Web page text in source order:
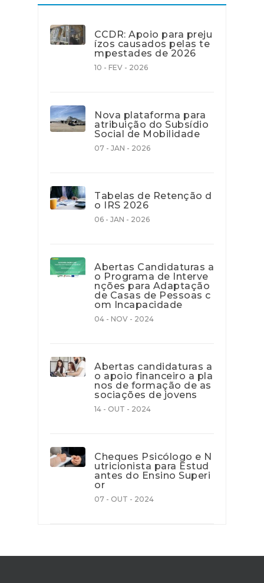
CCDR: Apoio para preju
ízos causados pelas te
mpestades de 2026
10 - FEV - 2026
Nova plataforma para
atribuição do Subsídio
Social de Mobilidade
07 - JAN - 2026
Tabelas de Retenção d
o IRS 2026
06 - JAN - 2026
Abertas Candidaturas a
o Programa de Interve
nções para Adaptação
de Casas de Pessoas c
om Incapacidade
04 - NOV - 2024
Abertas candidaturas a
o apoio financeiro a pla
nos de formação de as
sociações de jovens
14 - OUT - 2024
Cheques Psicólogo e N
utricionista para Estud
antes do Ensino Superi
or
07 - OUT - 2024